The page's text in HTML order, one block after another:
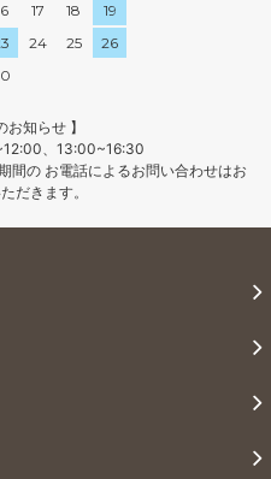
17 18
19
24 25
26
お知らせ 】
、13:00~16:30
間の お電話によるお問い合わせはお
だきます。